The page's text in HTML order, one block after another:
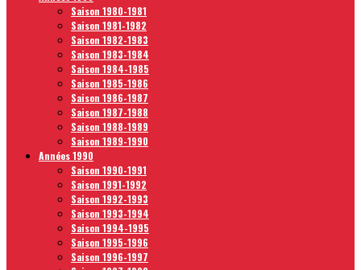
Saison 1980-1981
Saison 1981-1982
Saison 1982-1983
Saison 1983-1984
Saison 1984-1985
Saison 1985-1986
Saison 1986-1987
Saison 1987-1988
Saison 1988-1989
Saison 1989-1990
Années 1990
Saison 1990-1991
Saison 1991-1992
Saison 1992-1993
Saison 1993-1994
Saison 1994-1995
Saison 1995-1996
Saison 1996-1997